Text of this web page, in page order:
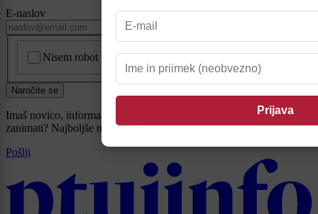
E-naslov
Nisem robot
Naročite se
Imaš novico, informacijo, fotografijo ali video, ki bi nas utegnila
zanimati? Najboljše nagradimo.
Pošlji